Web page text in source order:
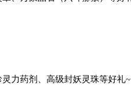
灵力药剂、高级封妖灵珠等好礼~